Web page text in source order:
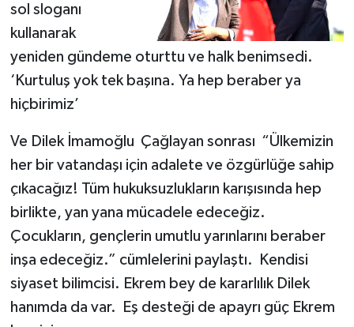
sol sloganı
kullanarak
yeniden gündeme oturttu ve halk benimsedi.
‘Kurtuluş yok tek başına. Ya hep beraber ya
hiçbirimiz’
Ve Dilek İmamoğlu Çağlayan sonrası “Ülkemizin
her bir vatandaşı için adalete ve özgürlüğe sahip
çıkacağız! Tüm hukuksuzlukların karışısında hep
birlikte, yan yana mücadele edeceğiz.
Çocukların, gençlerin umutlu yarınlarını beraber
inşa edeceğiz.” cümlelerini paylaştı. Kendisi
siyaset bilimcisi. Ekrem bey de kararlılık Dilek
hanımda da var. Eş desteği de apayrı güç Ekrem